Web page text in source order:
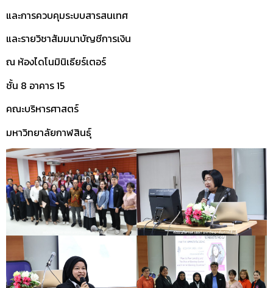
และการควบคุมระบบสารสนเทศ
และรายวิชาสัมมนาบัญชีการเงิน
ณ ห้องไดโนมินิเธียร์เตอร์
ชั้น 8 อาคาร 15
คณะบริหารศาสตร์
มหาวิทยาลัยกาฬสินธุ์